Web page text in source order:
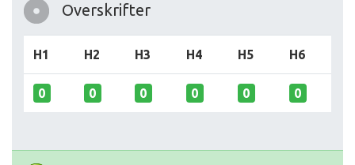
Overskrifter
H1 H2 H3 H4 H5 H6
0 0 0 0 0 0